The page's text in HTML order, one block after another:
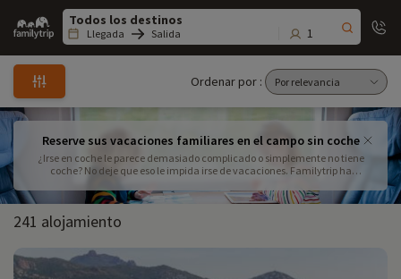
Family
trip
Llegada Salida 1
Ordenar por :
Reserve sus vacaciones familiares en el campo sin coche
¿Irse en coche le parece demasiado complicado o simplemente no tiene
coche? No deje que eso le impida irse de vacaciones. Familytrip ha
241 alojamiento